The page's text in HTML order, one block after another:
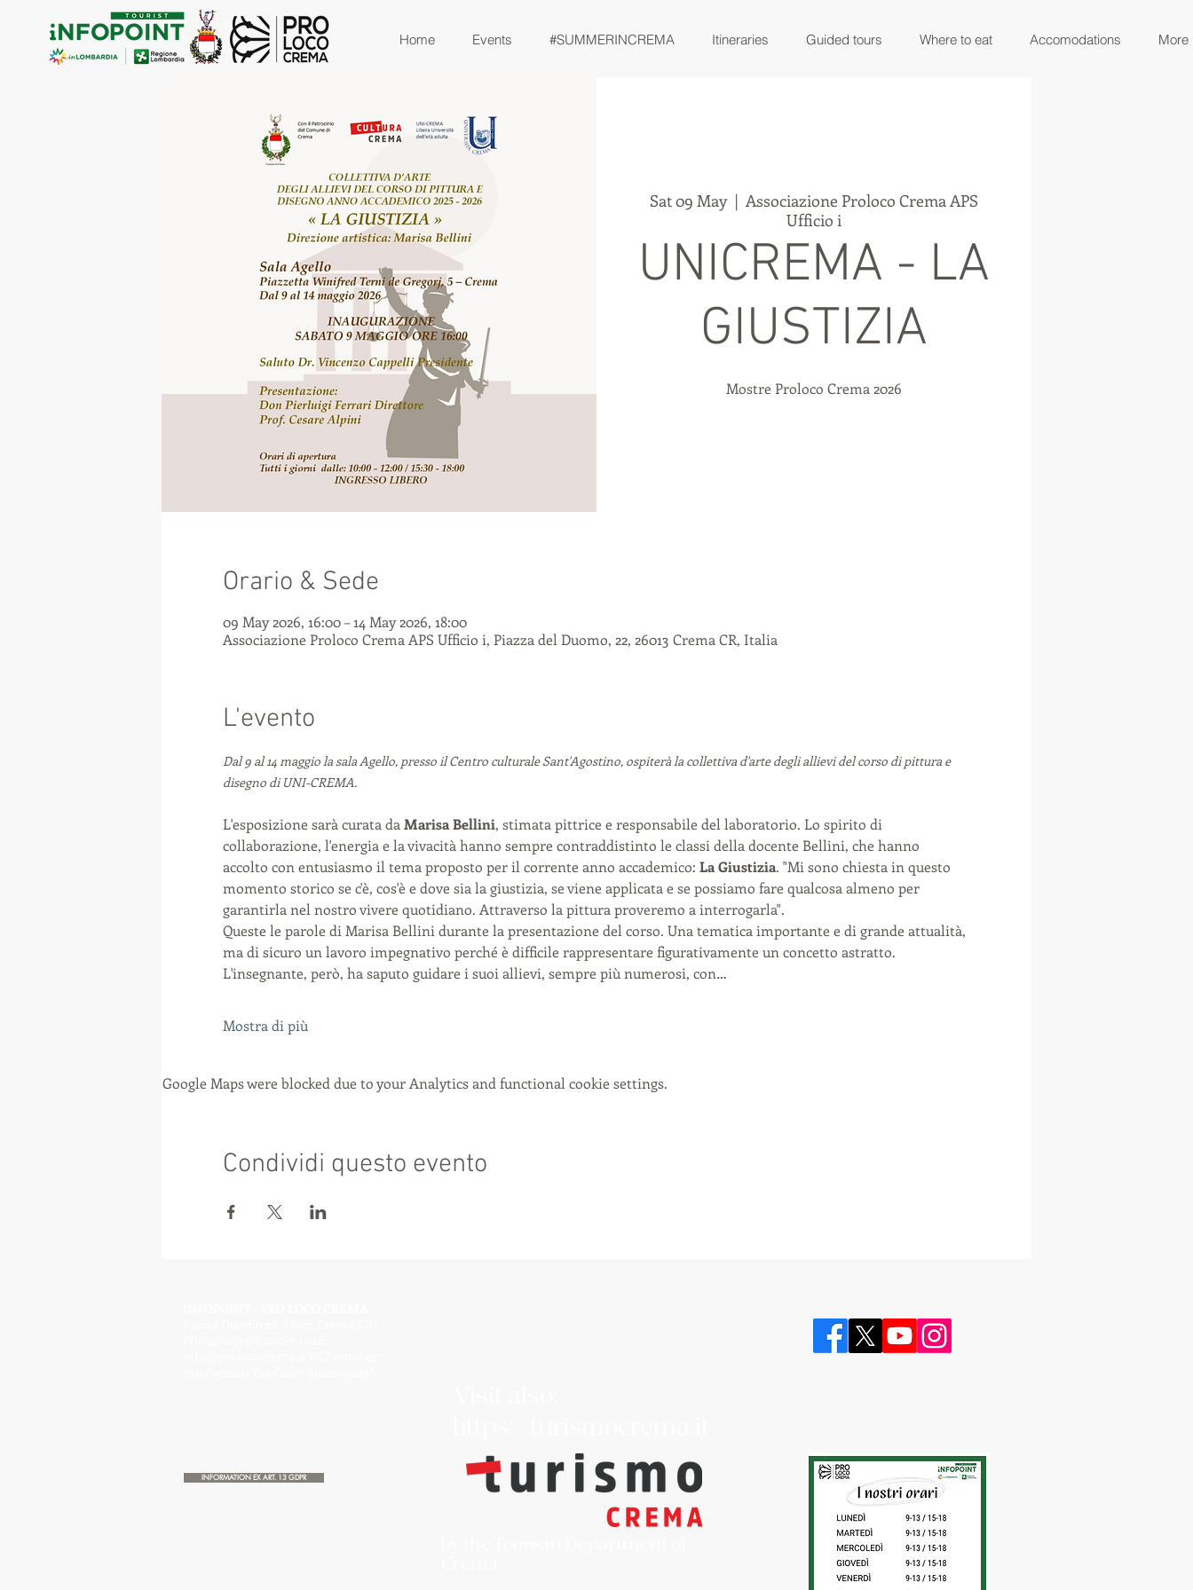
Home Events #SUMMERINCREMA Itineraries Guided tours Where to eat Accomodations More
Sat 09 May
  |
Associazione Proloco Crema APS
Ufficio i
UNICREMA - LA
GIUSTIZIA
Mostre Proloco Crema 2026
Orario & Sede
09 May 2026, 16:00 – 14 May 2026, 18:00
Associazione Proloco Crema APS Ufficio i, Piazza del Duomo, 22, 26013 Crema CR, Italia
L'evento
Dal 9 al 14 maggio la sala Agello, presso il Centro culturale Sant'Agostino, ospiterà la collettiva d'arte degli allievi del corso di pittura e
disegno di UNI-CREMA.
L'esposizione sarà curata da Marisa Bellini, stimata pittrice e responsabile del laboratorio. Lo spirito di
collaborazione, l'energia e la vivacità hanno sempre contraddistinto le classi della docente Bellini, che hanno
accolto con entusiasmo il tema proposto per il corrente anno accademico: La Giustizia. "Mi sono chiesta in questo
momento storico se c'è, cos'è e dove sia la giustizia, se viene applicata e se possiamo fare qualcosa almeno per
garantirla nel nostro vivere quotidiano. Attraverso la pittura proveremo a interrogarla".
Queste le parole di Marisa Bellini durante la presentazione del corso. Una tematica importante e di grande attualità,
ma di sicuro un lavoro impegnativo perché è difficile rappresentare figurativamente un concetto astratto.
L'insegnante, però, ha saputo guidare i suoi allievi, sempre più numerosi, con…
Mostra di più
Google Maps were blocked due to your Analytics and functional cookie settings.
Condividi questo evento
INFORMATION EX ART. 13 GDPR